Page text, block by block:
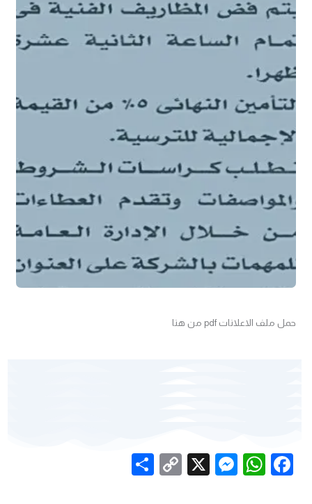
حمل ملف الاعلانات pdf من هنا
Facebook
WhatsApp
Messenger
X
Copy